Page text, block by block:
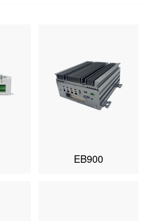
EB900